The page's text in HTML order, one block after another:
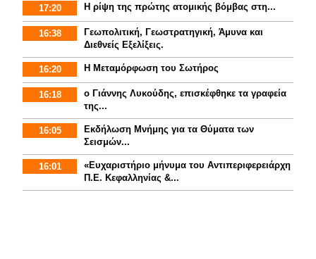
17:20 Η ρίψη της πρώτης ατομικής βόμβας στη...
16:38
Γεωπολιτική, Γεωστρατηγική, Άμυνα και
Διεθνείς Εξελίξεις.
16:20 Η Μεταμόρφωση του Σωτήρος
16:18
ο Γιάννης Λυκούδης, επισκέφθηκε τα γραφεία
της...
16:05
Εκδήλωση Μνήμης για τα Θύματα των
Σεισμών...
16:01
«Ευχαριστήριο μήνυμα του Αντιπεριφερειάρχη
Π.Ε. Κεφαλληνίας &...